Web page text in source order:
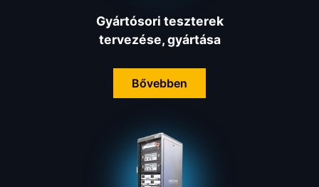
Gyártósori teszterek
tervezése, gyártása
Bővebben